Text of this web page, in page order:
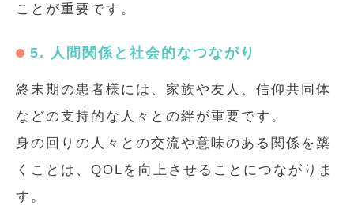
ことが重要です。
5. 人間関係と社会的なつながり
終末期の患者様には、家族や友人、信仰共同体
などの支持的な人々との絆が重要です。
身の回りの人々との交流や意味のある関係を築
くことは、QOLを向上させることにつながりま
す。